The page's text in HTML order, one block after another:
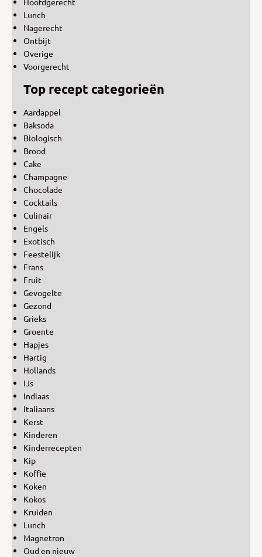
Lunch
Nagerecht
Ontbijt
Overige
Voorgerecht
Top recept categorieën
Aardappel
Baksoda
Biologisch
Brood
Cake
Champagne
Chocolade
Cocktails
Culinair
Engels
Exotisch
Feestelijk
Frans
Fruit
Gevogelte
Gezond
Grieks
Groente
Hapjes
Hartig
Hollands
IJs
Indiaas
Italiaans
Kerst
Kinderen
Kinderrecepten
Kip
Koffie
Koken
Kokos
Kruiden
Lunch
Magnetron
Oud en nieuw